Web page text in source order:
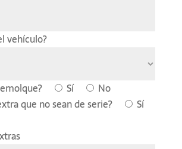
vehículo?
Sí
No
que no sean de serie?
Sí